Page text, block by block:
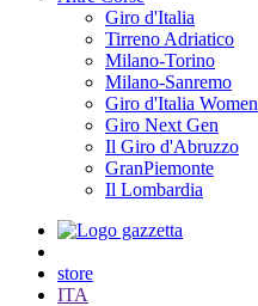
Giro d'Italia
Tirreno Adriatico
Milano-Torino
Milano-Sanremo
Giro d'Italia Women
Giro Next Gen
Il Giro d'Abruzzo
GranPiemonte
Il Lombardia
store
ITA